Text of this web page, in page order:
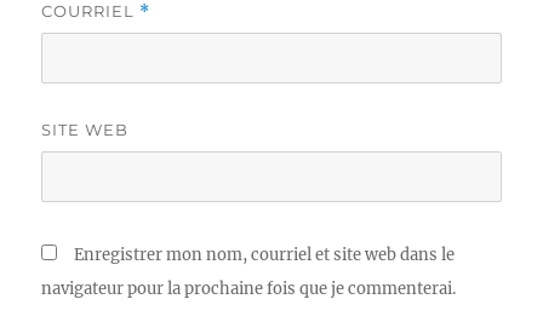
COURRIEL *
SITE WEB
Enregistrer mon nom, courriel et site web dans le
navigateur pour la prochaine fois que je commenterai.